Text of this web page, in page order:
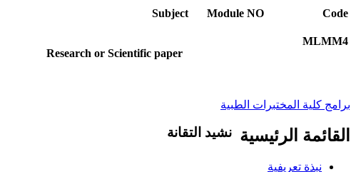
Code
Module NO
Subject
MLMM4
برامج كلية المختبرات الطبية
القائمة الرئيسية
نبذة تعريفية
نشيد التقانة